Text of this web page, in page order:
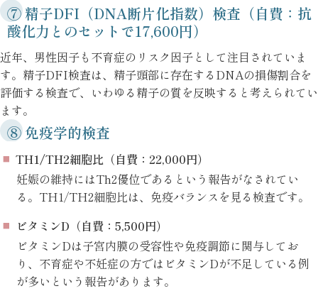
⑦ 精子DFI（DNA断片化指数）検査（自費：抗
酸化力とのセットで17,600円）
近年、男性因子も不育症のリスク因子として注目されていま
す。精子DFI検査は、精子頭部に存在するDNAの損傷割合を
評価する検査で、いわゆる精子の質を反映すると考えられてい
ます。
⑧ 免疫学的検査
TH1/TH2細胞比（自費：22,000円）
妊娠の維持にはTh2優位であるという報告がなされてい
る。TH1/TH2細胞比は、免疫バランスを見る検査です。
ビタミンD（自費：5,500円）
ビタミンDは子宮内膜の受容性や免疫調節に関与してお
り、不育症や不妊症の方ではビタミンDが不足している例
が多いという報告があります。